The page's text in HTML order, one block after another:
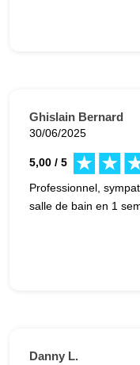
Ghislain Bernard
30/06/2025
5,00 / 5
Professionnel,
salle de bain en 1
Danny L.